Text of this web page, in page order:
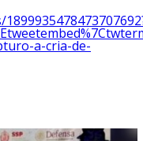
a-cria-de-